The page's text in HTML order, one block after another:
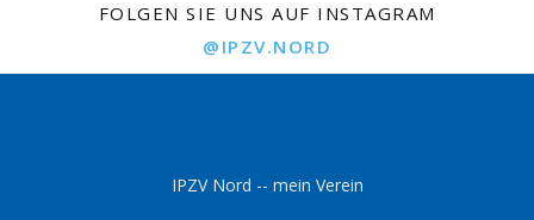
FOLGEN SIE UNS AUF INSTAGRAM
@IPZV.NORD
IPZV Nord -- mein Verein